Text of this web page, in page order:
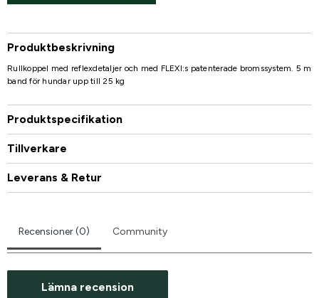
Produktbeskrivning
Rullkoppel med reflexdetaljer och med FLEXI:s patenterade bromssystem. 5 m
band för hundar upp till 25 kg
Produktspecifikation
Tillverkare
Leverans & Retur
Recensioner (0) Community
Lämna recension